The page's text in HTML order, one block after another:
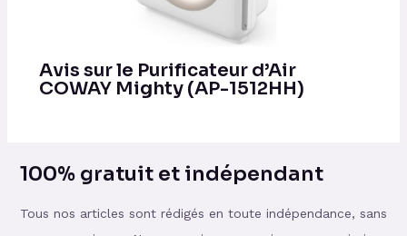
Avis sur le Purificateur d’Air
COWAY Mighty (AP-1512HH)
100% gratuit et indépendant
Tous nos articles sont rédigés en toute indépendance, sans